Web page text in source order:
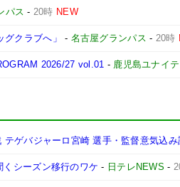
パス - 20時 NEW
クラブへ」 - 名古屋グランパス - 20時
2026/27 vol.01 - 鹿児島ユナイ
テゲバジャーロ宮崎 選手・監督意気込み
くシーズン移行のワケ - 日テレNEWS -